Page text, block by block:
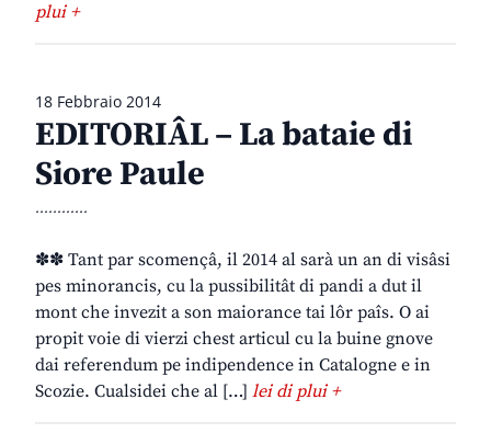
plui +
18 Febbraio 2014
EDITORIÂL – La bataie di
Siore Paule
............
✽✽ Tant par scomençâ, il 2014 al sarà un an di visâsi
pes minorancis, cu la pussibilitât di pandi a dut il
mont che invezit a son maiorance tai lôr paîs. O ai
propit voie di vierzi chest articul cu la buine gnove
dai referendum pe indipendence in Catalogne e in
Scozie. Cualsidei che al […] lei di plui +